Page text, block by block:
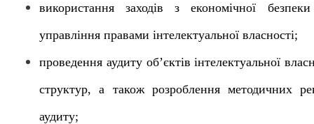
використання заходів з економічної
управління правами інтелектуальної власності;
проведення аудиту об’єктів інтелектуальної
структур, а також розроблення методичних
аудиту;